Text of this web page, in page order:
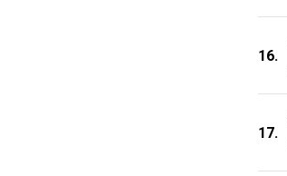
16.
17.